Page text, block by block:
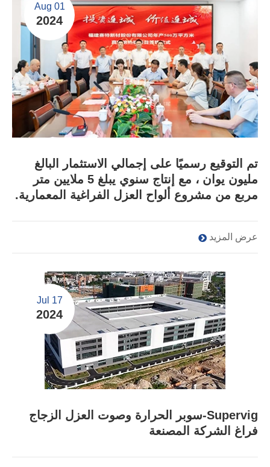
Aug 01
2024
تم التوقيع رسميًا على إجمالي الاستثمار البالغ
مليون يوان ، مع إنتاج سنوي يبلغ 5 ملايين متر
مربع من مشروع ألواح العزل الفراغية المعمارية.
عرض المزيد
Jul 17
2024
Supervig-سوبر الحرارة وصوت العزل الزجاج
فراغ الشركة المصنعة